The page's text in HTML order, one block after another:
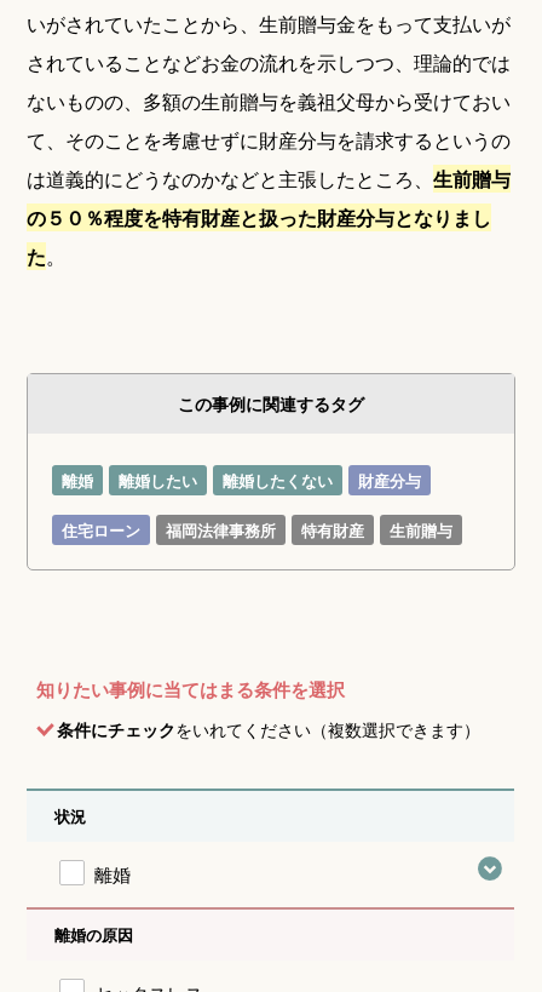
いがされていたことから、生前贈与金をもって支払いが
されていることなどお金の流れを示しつつ、理論的では
ないものの、多額の生前贈与を義祖父母から受けておい
て、そのことを考慮せずに財産分与を請求するというの
は道義的にどうなのかなどと主張したところ、生前贈与
の５０％程度を特有財産と扱った財産分与となりまし
た。
この事例に関連するタグ
離婚 離婚したい 離婚したくない 財産分与
住宅ローン 福岡法律事務所 特有財産 生前贈与
知りたい事例に当てはまる条件を選択
条件にチェックをいれてください（複数選択できます）
状況
離婚
離婚の原因